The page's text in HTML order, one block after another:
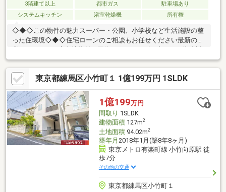
3階建て以上 都市ガス
駐車場あり
システムキッチン
浴室乾燥機 所有権
◇◆◇この物件の魅力スーパー・公園、小学校など生活施設の整
った住環境◇◆◇住宅ローンのご相談もお任せください最新の金
画をご提案させて頂きます。メガバンクから地銀・信金、ネット
銀行まで、ご要望に合わせてお手続きをサポートします。◇◆◇
白馬のサポート社外ファイナンシャルプランナーによる、住宅購
入以外のライフプランも含めたご提案も無料サポート。安心の住
宅設備延長保証もご利用頂けます。グループの白馬建設にて注文
建築、リフォーム・リノベのご相談を承ります。ワンストップサ
ービスを提供いたしますのでご相談ください。
東京都練馬区小竹町１ 1億199万円 1SLDK
1億199万円
間取り 1SLDK
建物面積127m2
土地面積94.02m2
築年月 2018年1月(築8年8ヶ月)
東京メトロ有楽町線 小竹向原駅 徒
歩7分
その他の交通
東京都練馬区小竹町１